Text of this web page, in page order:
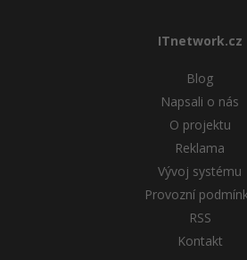
ITnetwork.cz
Blog
Napsali o nás
O projektu
Reklama
Vývoj systému
Provozní
RSS
Kontakt